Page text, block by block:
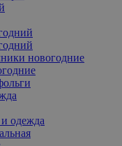
новогодние
одежда